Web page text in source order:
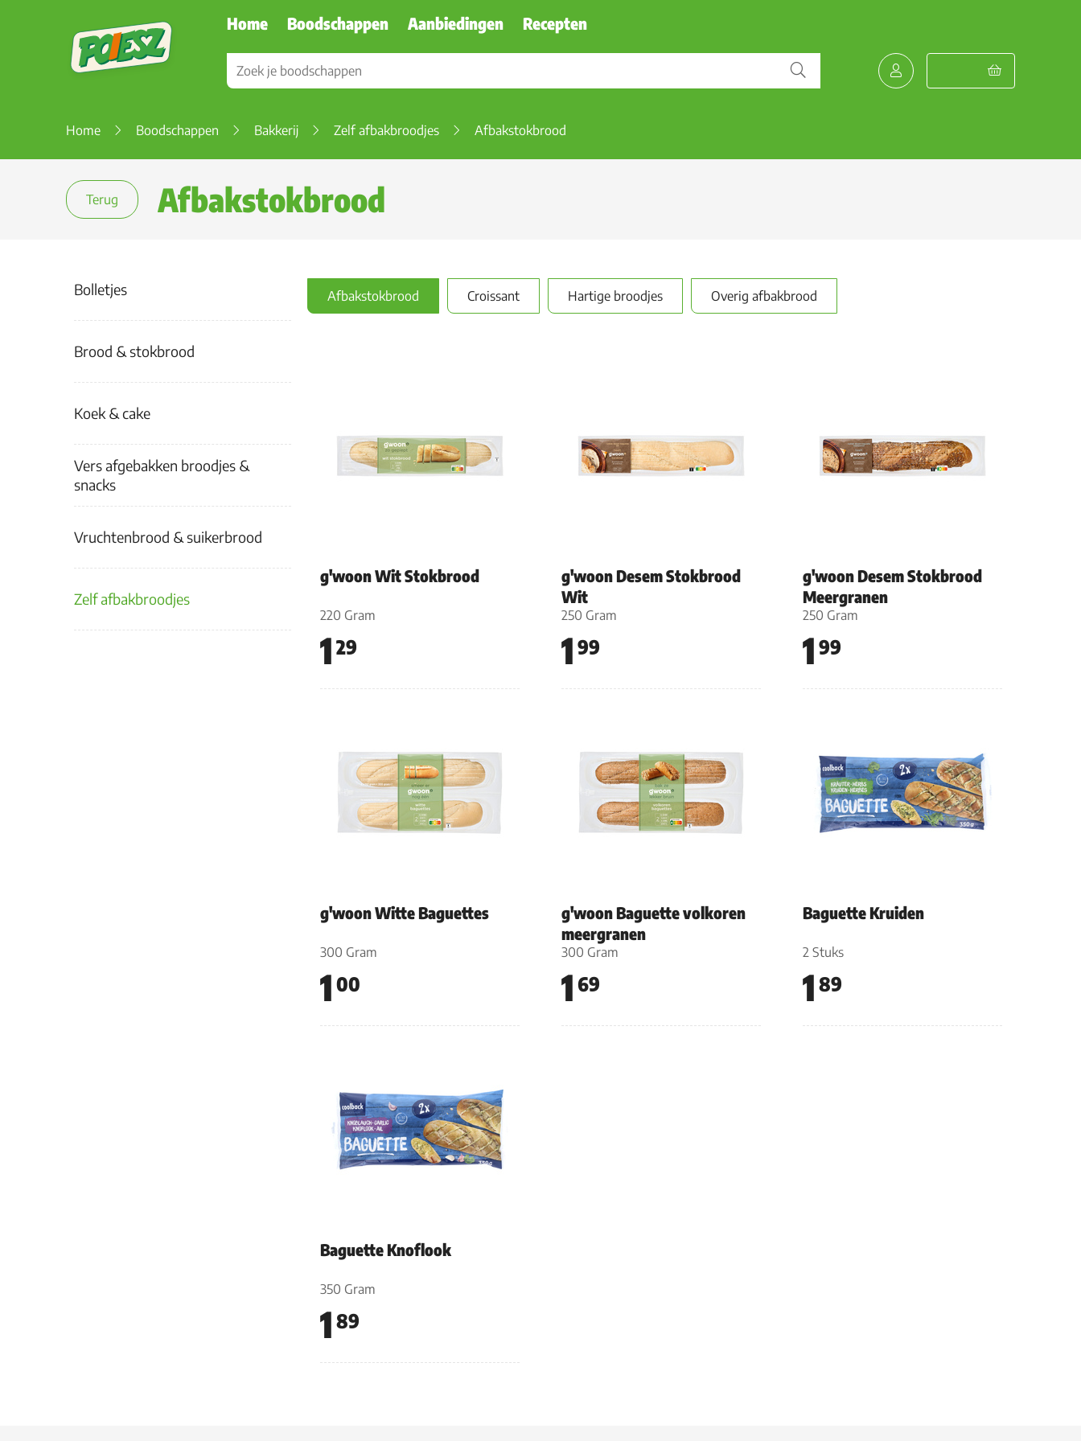
Home Boodschappen Aanbiedingen Recepten
Home Boodschappen Bakkerij Zelf afbakbroodjes Afbakstokbrood
Terug Afbakstokbrood
Bolletjes
Brood & stokbrood
Koek & cake
Vers afgebakken broodjes &
snacks
Vruchtenbrood & suikerbrood
Zelf afbakbroodjes
Afbakstokbrood Croissant Hartige broodjes Overig afbakbrood
g'woon Wit Stokbrood
220 Gram
1 29
g'woon Desem Stokbrood
Wit
250 Gram
1 99
g'woon Desem Stokbrood
Meergranen
250 Gram
1 99
g'woon Witte Baguettes
300 Gram
1 00
g'woon Baguette volkoren
meergranen
300 Gram
1 69
Baguette Kruiden
2 Stuks
1 89
Baguette Knoflook
350 Gram
1 89